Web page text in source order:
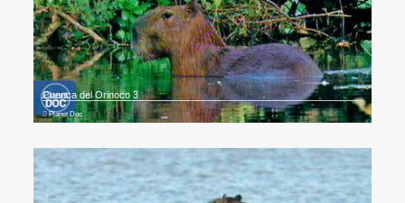
Cuenca del Orinoco 3
Planet Doc